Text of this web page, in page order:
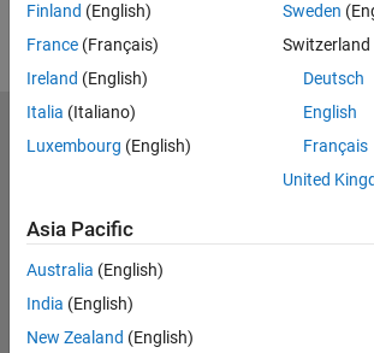
生
Finland (English)
France (Français)
Ireland (English)
Italia (Italiano)
Luxembourg (English)
Sweden
Switzerland
Deutsch
English
Français
United
Asia Pacific
Australia (English)
India (English)
New Zealand (English)
MathWorks
Accelerating the pace of engineering and science
Try or Buy
Learn to Use